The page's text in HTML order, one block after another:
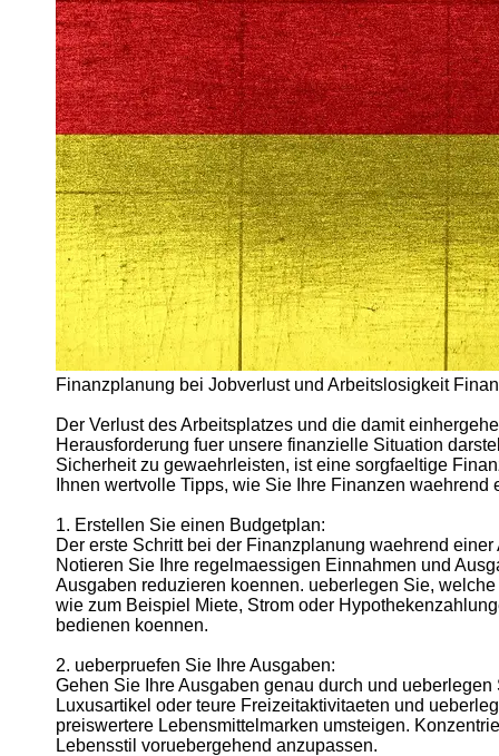
Unemployment
Ausbildungsprogramme
und berufliche
Weiterbildung in
Oesterreich
Inspirierende
Erfolgsgeschichten und
Arbeitsvermittlung
Aktuelle
Arbeitsmarktnachrichten
und Entwicklungen
Socials
Facebook
Instagram
Twitter
Telegram
Help &
Support
About
Us
Finanzplanung bei Jobverlust und Arbeitslosigkeit
Der Verlust des Arbeitsplatzes und die damit
Herausforderung fuer unsere finanzielle Situation
Sicherheit zu gewaehrleisten, ist eine sorgfaeltige
Ihnen wertvolle Tipps, wie Sie Ihre Finanzen
1. Erstellen Sie einen Budgetplan:
Der erste Schritt bei der Finanzplanung waehrend
Notieren Sie Ihre regelmaessigen Einnahmen und
Ausgaben reduzieren koennen. ueberlegen Sie,
wie zum Beispiel Miete, Strom oder
bedienen koennen.
2. ueberpruefen Sie Ihre Ausgaben:
Gehen Sie Ihre Ausgaben genau durch und
Luxusartikel oder teure Freizeitaktivitaeten und
preiswertere Lebensmittelmarken umsteigen.
Lebensstil voruebergehend anzupassen.